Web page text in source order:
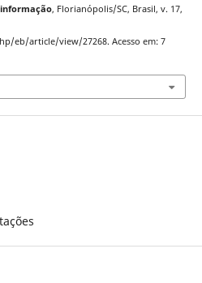
, Florianópolis/SC, Brasil, v. 17,
eb/article/view/27268. Acesso em: 7